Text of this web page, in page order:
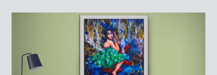
PARA
MEJORAR
COMPOSICIÓN